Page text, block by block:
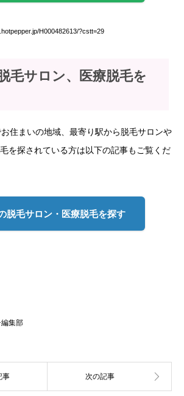
H000482613/?cstt=29
毛サロン、医療脱毛を
住まいの地域、最寄り駅から脱毛サロンや
を探されている方は以下の記事もご覧くだ
脱毛サロン・医療脱毛を探す
集部